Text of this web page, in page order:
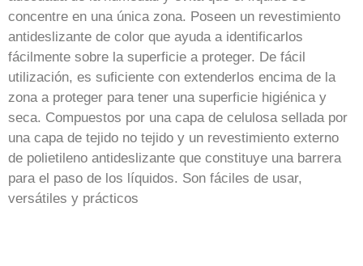
concentre en una única zona. Poseen un revestimiento
antideslizante de color que ayuda a identificarlos
fácilmente sobre la superficie a proteger. De fácil
utilización, es suficiente con extenderlos encima de la
zona a proteger para tener una superficie higiénica y
seca. Compuestos por una capa de celulosa sellada por
una capa de tejido no tejido y un revestimiento externo
de polietileno antideslizante que constituye una barrera
para el paso de los líquidos. Son fáciles de usar,
versátiles y prácticos